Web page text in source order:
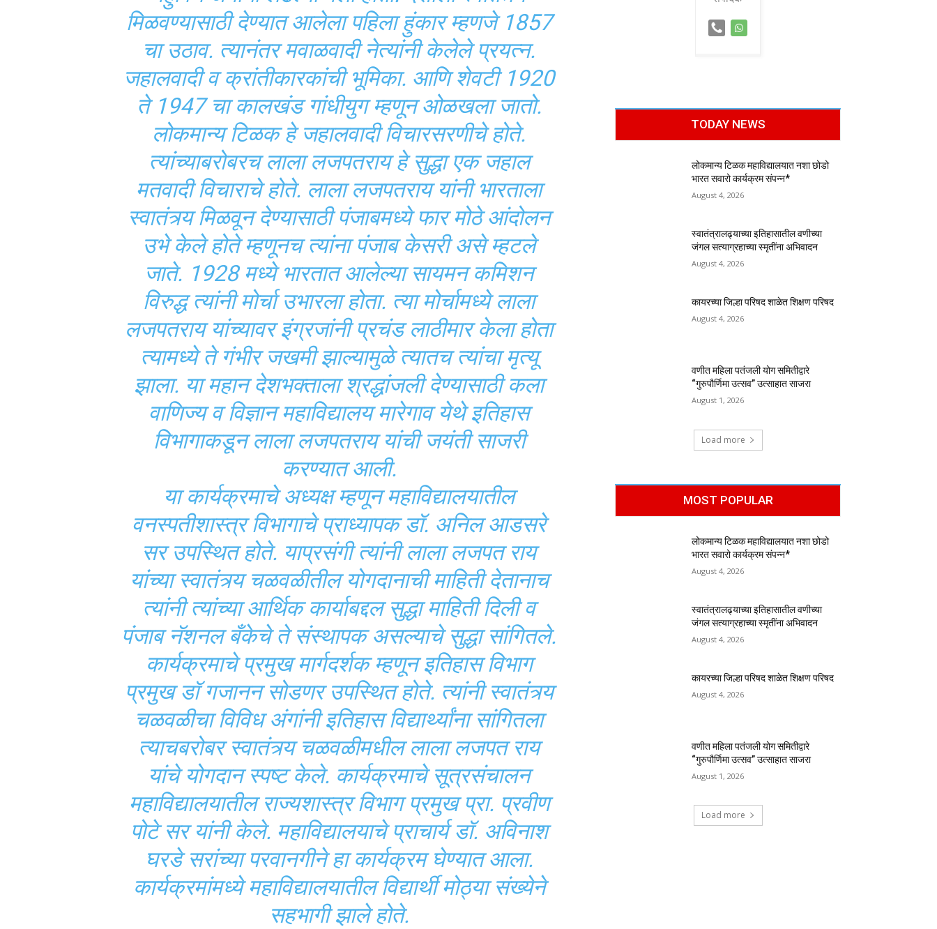
मिळवण्यासाठी देण्यात आलेला पहिला हुंकार म्हणजे 1857
चा उठाव. त्यानंतर मवाळवादी नेत्यांनी केलेले प्रयत्न.
जहालवादी व क्रांतीकारकांची भूमिका. आणि शेवटी 1920
ते 1947 चा कालखंड गांधीयुग म्हणून ओळखला जातो.
लोकमान्य टिळक हे जहालवादी विचारसरणीचे होते.
त्यांच्याबरोबरच लाला लजपतराय हे सुद्धा एक जहाल
मतवादी विचाराचे होते. लाला लजपतराय यांनी भारताला
स्वातंत्र्य मिळवून देण्यासाठी पंजाबमध्ये फार मोठे आंदोलन
उभे केले होते म्हणूनच त्यांना पंजाब केसरी असे म्हटले
जाते. 1928 मध्ये भारतात आलेल्या सायमन कमिशन
विरुद्ध त्यांनी मोर्चा उभारला होता. त्या मोर्चामध्ये लाला
लजपतराय यांच्यावर इंग्रजांनी प्रचंड लाठीमार केला होता
त्यामध्ये ते गंभीर जखमी झाल्यामुळे त्यातच त्यांचा मृत्यू
झाला. या महान देशभक्ताला श्रद्धांजली देण्यासाठी कला
वाणिज्य व विज्ञान महाविद्यालय मारेगाव येथे इतिहास
विभागाकडून लाला लजपतराय यांची जयंती साजरी
करण्यात आली.
या कार्यक्रमाचे अध्यक्ष म्हणून महाविद्यालयातील
वनस्पतीशास्त्र विभागाचे प्राध्यापक डॉ. अनिल आडसरे
सर उपस्थित होते. याप्रसंगी त्यांनी लाला लजपत राय
यांच्या स्वातंत्र्य चळवळीतील योगदानाची माहिती देतानाच
त्यांनी त्यांच्या आर्थिक कार्याबद्दल सुद्धा माहिती दिली व
पंजाब नॅशनल बँकेचे ते संस्थापक असल्याचे सुद्धा सांगितले.
कार्यक्रमाचे प्रमुख मार्गदर्शक म्हणून इतिहास विभाग
प्रमुख डॉ गजानन सोडणर उपस्थित होते. त्यांनी स्वातंत्र्य
चळवळीचा विविध अंगांनी इतिहास विद्यार्थ्यांना सांगितला
त्याचबरोबर स्वातंत्र्य चळवळीमधील लाला लजपत राय
यांचे योगदान स्पष्ट केले. कार्यक्रमाचे सूत्रसंचालन
महाविद्यालयातील राज्यशास्त्र विभाग प्रमुख प्रा. प्रवीण
पोटे सर यांनी केले. महाविद्यालयाचे प्राचार्य डॉ. अविनाश
घरडे सरांच्या परवानगीने हा कार्यक्रम घेण्यात आला.
कार्यक्रमांमध्ये महाविद्यालयातील विद्यार्थी मोठ्या संख्येने
सहभागी झाले होते.
TODAY NEWS
लोकमान्य टिळक महाविद्यालयात नशा छोडो
भारत सवारो कार्यक्रम संपन्न*
August 4, 2026
स्वातंत्रालढ्याच्या इतिहासातील वणीच्या
जंगल सत्याग्रहाच्या स्मृतींना अभिवादन
August 4, 2026
कायरच्या जिल्हा परिषद शाळेत शिक्षण परिषद
August 4, 2026
वणीत महिला पतंजली योग समितीद्वारे
“गुरुपौर्णिमा उत्सव” उत्साहात साजरा
August 1, 2026
Load more
MOST POPULAR
लोकमान्य टिळक महाविद्यालयात नशा छोडो
भारत सवारो कार्यक्रम संपन्न*
August 4, 2026
स्वातंत्रालढ्याच्या इतिहासातील वणीच्या
जंगल सत्याग्रहाच्या स्मृतींना अभिवादन
August 4, 2026
कायरच्या जिल्हा परिषद शाळेत शिक्षण परिषद
August 4, 2026
वणीत महिला पतंजली योग समितीद्वारे
“गुरुपौर्णिमा उत्सव” उत्साहात साजरा
August 1, 2026
Load more